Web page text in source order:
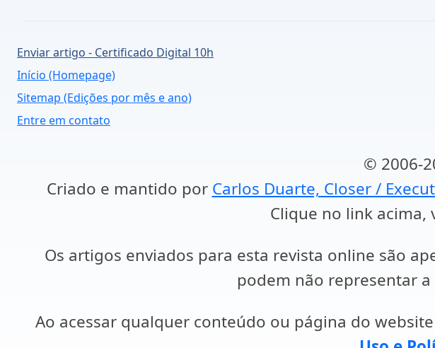
Enviar artigo - Certificado Digital 10h
Início (Homepage)
Sitemap (Edições por mês e ano)
Entre em contato
© 2006-
Criado e mantido por Carlos Duarte, Closer /
Clique no link acima,
Os artigos enviados para esta revista online são
podem não representar
Ao acessar qualquer conteúdo ou página do